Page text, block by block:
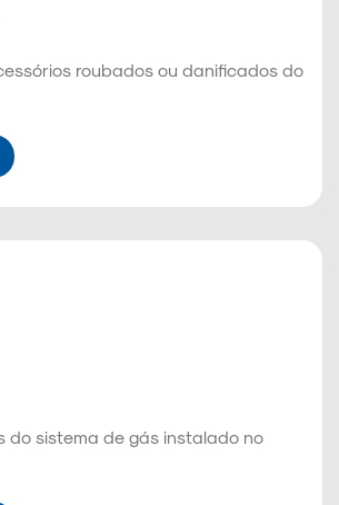
roubados ou danificados do
do sistema de gás instalado no